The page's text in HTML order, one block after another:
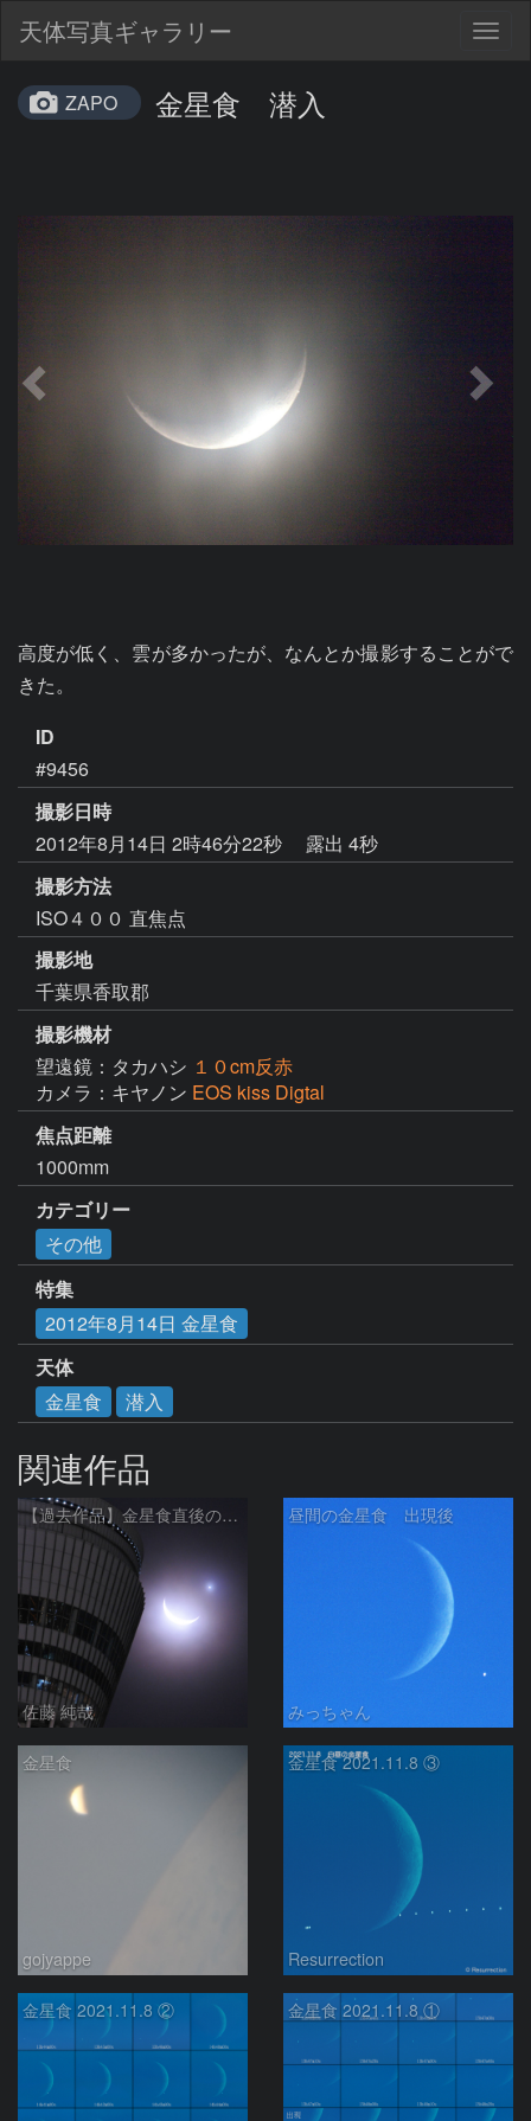
天体写真ギャラリー
ZAPO 金星食 潜入
高度が低く、雲が多かったが、なんとか撮影することがで
きた。
ID
#9456
撮影日時
2012年8月14日 2時46分22秒
露出 4秒
撮影方法
ISO４００ 直焦点
撮影地
千葉県香取郡
撮影機材
望遠鏡：タカハシ １０cm反赤
カメラ：キヤノン EOS kiss Digtal
焦点距離
1000mm
カテゴリー
その他
特集
2012年8月14日 金星食
天体
金星食
潜入
関連作品
【過去作品】金星食直後の月と金星と東京スカイツリー
佐藤 純哉
昼間の金星食 出現後
みっちゃん
金星食
gojyappe
金星食 2021.11.8 ③
Resurrection
金星食 2021.11.8 ② 金星食 2021.11.8 ①